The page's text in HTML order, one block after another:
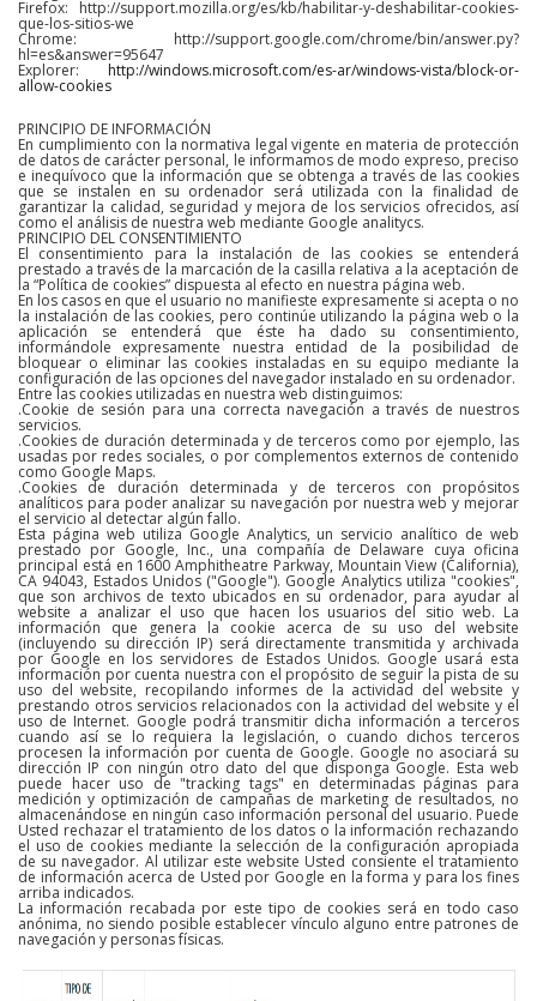
Firefox: http://support.mozilla.org/es/kb/habilitar-y-deshabilitar-cookies-
que-los-sitios-we
Chrome: http://support.google.com/chrome/bin/answer.py?
hl=es&answer=95647
Explorer: http://windows.microsoft.com/es-ar/windows-vista/block-or-
allow-cookies
PRINCIPIO DE INFORMACIÓN
En cumplimiento con la normativa legal vigente en materia de protección
de datos de carácter personal, le informamos de modo expreso, preciso
e inequívoco que la información que se obtenga a través de las cookies
que se instalen en su ordenador será utilizada con la finalidad de
garantizar la calidad, seguridad y mejora de los servicios ofrecidos, así
como el análisis de nuestra web mediante Google analitycs.
PRINCIPIO DEL CONSENTIMIENTO
El consentimiento para la instalación de las cookies se entenderá
prestado a través de la marcación de la casilla relativa a la aceptación de
la “Política de cookies” dispuesta al efecto en nuestra página web.
En los casos en que el usuario no manifieste expresamente si acepta o no
la instalación de las cookies, pero continúe utilizando la página web o la
aplicación se entenderá que éste ha dado su consentimiento,
informándole expresamente nuestra entidad de la posibilidad de
bloquear o eliminar las cookies instaladas en su equipo mediante la
configuración de las opciones del navegador instalado en su ordenador.
Entre las cookies utilizadas en nuestra web distinguimos:
.Cookie de sesión para una correcta navegación a través de nuestros
servicios.
.Cookies de duración determinada y de terceros como por ejemplo, las
usadas por redes sociales, o por complementos externos de contenido
como Google Maps.
.Cookies de duración determinada y de terceros con propósitos
analíticos para poder analizar su navegación por nuestra web y mejorar
el servicio al detectar algún fallo.
Esta página web utiliza Google Analytics, un servicio analítico de web
prestado por Google, Inc., una compañía de Delaware cuya oficina
principal está en 1600 Amphitheatre Parkway, Mountain View (California),
CA 94043, Estados Unidos ("Google"). Google Analytics utiliza "cookies",
que son archivos de texto ubicados en su ordenador, para ayudar al
website a analizar el uso que hacen los usuarios del sitio web. La
información que genera la cookie acerca de su uso del website
(incluyendo su dirección IP) será directamente transmitida y archivada
por Google en los servidores de Estados Unidos. Google usará esta
información por cuenta nuestra con el propósito de seguir la pista de su
uso del website, recopilando informes de la actividad del website y
prestando otros servicios relacionados con la actividad del website y el
uso de Internet. Google podrá transmitir dicha información a terceros
cuando así se lo requiera la legislación, o cuando dichos terceros
procesen la información por cuenta de Google. Google no asociará su
dirección IP con ningún otro dato del que disponga Google. Esta web
puede hacer uso de "tracking tags" en determinadas páginas para
medición y optimización de campañas de marketing de resultados, no
almacenándose en ningún caso información personal del usuario. Puede
Usted rechazar el tratamiento de los datos o la información rechazando
el uso de cookies mediante la selección de la configuración apropiada
de su navegador. Al utilizar este website Usted consiente el tratamiento
de información acerca de Usted por Google en la forma y para los fines
arriba indicados.
La información recabada por este tipo de cookies será en todo caso
anónima, no siendo posible establecer vínculo alguno entre patrones de
navegación y personas físicas.